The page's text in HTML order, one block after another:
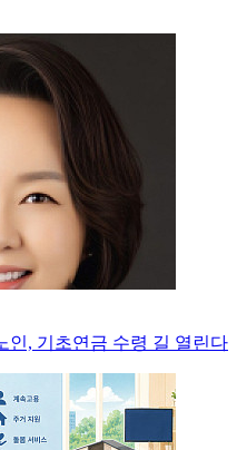
인, 기초연금 수령 길 열린다